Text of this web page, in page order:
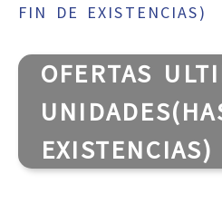
FIN DE EXISTENCIAS)
OFERTAS
EXISTENCIAS)